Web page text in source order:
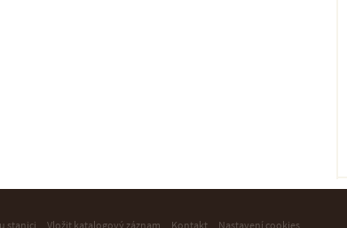
stanici Vložit katalogový záznam Kontakt Nastavení cookies